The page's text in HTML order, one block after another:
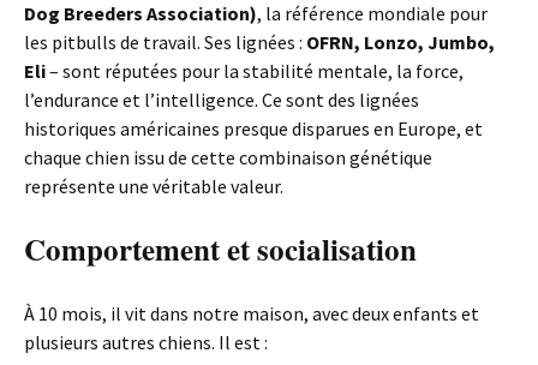
Dog Breeders Association), la référence mondiale pour
les pitbulls de travail. Ses lignées : OFRN, Lonzo, Jumbo,
Eli– sont réputées pour la stabilité mentale, la force,
l’endurance et l’intelligence. Ce sont des lignées
historiques américaines presque disparues en Europe, et
chaque chien issu de cette combinaison génétique
représente une véritable valeur.
Comportement et socialisation
À 10 mois, il vit dans notre maison, avec deux enfants et
plusieurs autres chiens. Il est :